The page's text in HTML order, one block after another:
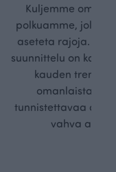
Kuljemme omaa,
polkuamme, jolla
aseteta rajoja.
suunnittelu on
kauden
omanlaista,
tunnistettavaa
vahva